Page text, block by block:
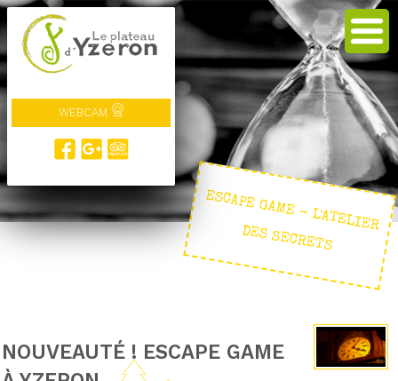
WEBCAM
ESCAPE GAM
E - L'ATELIER
DES SECRETS
NOUVEAUTÉ ! ESCAPE GAME